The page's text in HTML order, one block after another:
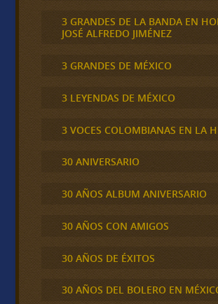
3 GRANDES DE LA BANDA EN
JOSÉ ALFREDO JIMÉNEZ
3 GRANDES DE MÉXICO
3 LEYENDAS DE MÉXICO
3 VOCES COLOMBIANAS EN LA
30 ANIVERSARIO
30 AÑOS ALBUM ANIVERSARIO
30 AÑOS CON AMIGOS
30 AÑOS DE ÉXITOS
30 AÑOS DEL BOLERO EN